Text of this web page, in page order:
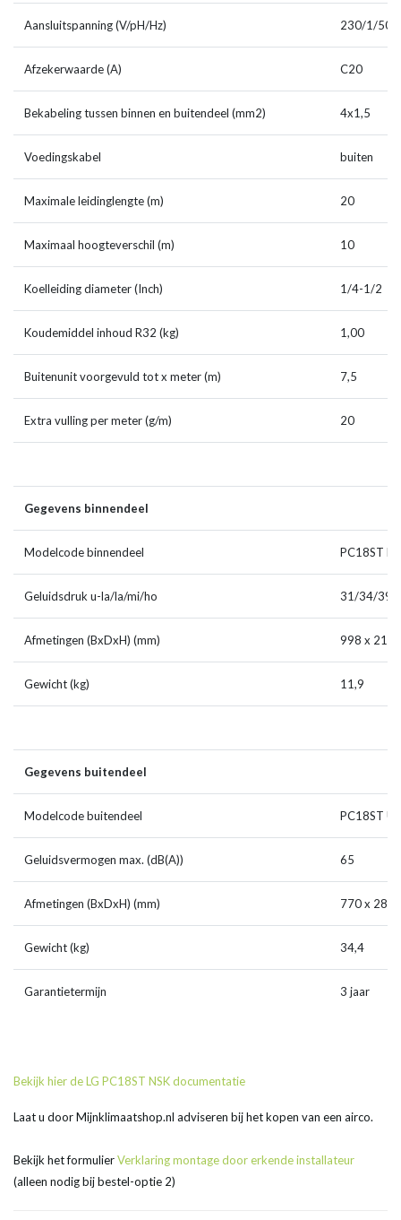
Aansluitspanning (V/pH/Hz) 230/1/50
Afzekerwaarde (A) C20
Bekabeling tussen binnen en buitendeel (mm2) 4x1,5
Voedingskabel buiten
Maximale leidinglengte (m) 20
Maximaal hoogteverschil (m) 10
Koelleiding diameter (Inch) 1/4-1/2
Koudemiddel inhoud R32 (kg) 1,00
Buitenunit voorgevuld tot x meter (m) 7,5
Extra vulling per meter (g/m) 20
Gegevens binnendeel
Modelcode binnendeel PC18ST
Geluidsdruk u-la/la/mi/ho 31/34/39/
Afmetingen (BxDxH) (mm) 998 x 210
Gewicht (kg) 11,9
Gegevens buitendeel
Modelcode buitendeel PC18ST
Geluidsvermogen max. (dB(A)) 65
Afmetingen (BxDxH) (mm) 770 x 288
Gewicht (kg) 34,4
Garantietermijn 3 jaar
Bekijk hier de LG PC18ST NSK documentatie
Laat u door Mijnklimaatshop.nl adviseren bij het kopen van een airco.
Bekijk het formulierVerklaring montage door erkende installateur
(alleen nodig bij bestel-optie 2)